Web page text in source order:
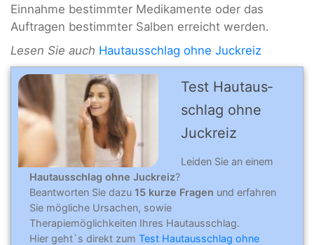
Einnahme bestimmter Medikamente oder das
Auftragen bestimmter Salben erreicht werden.
Lesen Sie auch Hautausschlag ohne Juckreiz
Test Hautaus­
schlag ohne
Juckreiz
Leiden Sie an einem
Hautausschlag ohne Juckreiz?
Beantworten Sie dazu 15 kurze Fragen und erfahren
Sie mögliche Ursachen, sowie
Therapiemöglichkeiten Ihres Hautausschlag.
Hier geht`s direkt zum Test Hautausschlag ohne